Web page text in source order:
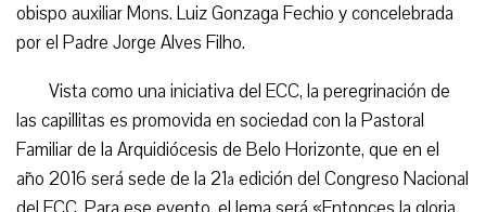
obispo auxiliar Mons. Luiz Gonzaga Fechio y concelebrada
por el Padre Jorge Alves Filho.
Vista como una iniciativa del ECC, la peregrinación de
las capillitas es promovida en sociedad con la Pastoral
Familiar de la Arquidiócesis de Belo Horizonte, que en el
año 2016 será sede de la 21ª edición del Congreso Nacional